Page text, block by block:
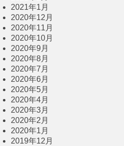
2021年1月
2020年12月
2020年11月
2020年10月
2020年9月
2020年8月
2020年7月
2020年6月
2020年5月
2020年4月
2020年3月
2020年2月
2020年1月
2019年12月